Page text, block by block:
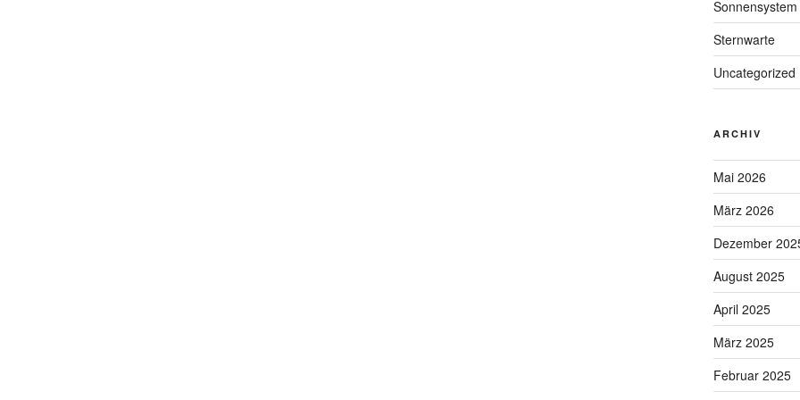
Sonnensystem
Sternwarte
Uncategorized
ARCHIV
Mai 2026
März 2026
Dezember
August 2025
April 2025
März 2025
Februar 2025